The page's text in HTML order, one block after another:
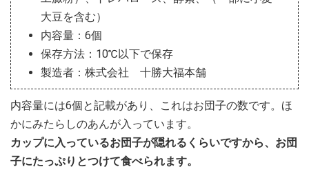
大豆を含む）
内容量：6個
保存方法：10℃以下で保存
製造者：株式会社 十勝大福本舗
内容量には6個と記載があり、これはお団子の数です。ほ
かにみたらしのあんが入っています。
カップに入っているお団子が隠れるくらいですから、お団
子にたっぷりとつけて食べられます。